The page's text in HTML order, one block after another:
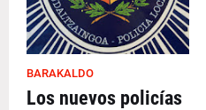
BARAKALDO
Los nuevos policías